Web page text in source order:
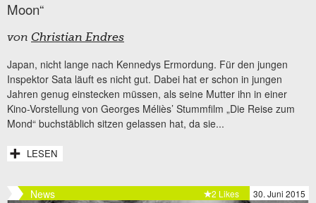
Moon“
von Christian Endres
Japan, nicht lange nach Kennedys Ermordung. Für den jungen
Inspektor Sata läuft es nicht gut. Dabei hat er schon in jungen
Jahren genug einstecken müssen, als seine Mutter ihn in einer
Kino-Vorstellung von Georges Méliès’ Stummfilm „Die Reise zum
Mond“ buchstäblich sitzen gelassen hat, da sie...
LESEN
News 30. Juni 2015
2 Likes